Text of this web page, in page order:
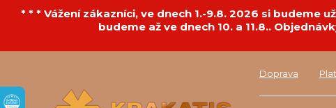
* * * Vážení zákazníci, ve dnech 1.-9.8. 2026 si
budeme až ve dnech 10. a 11.8..
Doprava